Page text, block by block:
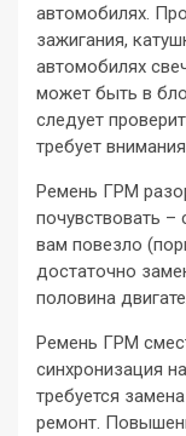
автомобилях.
зажигания,
автомобилях
может быть в
следует
требует
Ремень ГРМ
почувствовать –
вам повезло
достаточно
половина
Ремень ГРМ
синхронизация
требуется
ремонт.